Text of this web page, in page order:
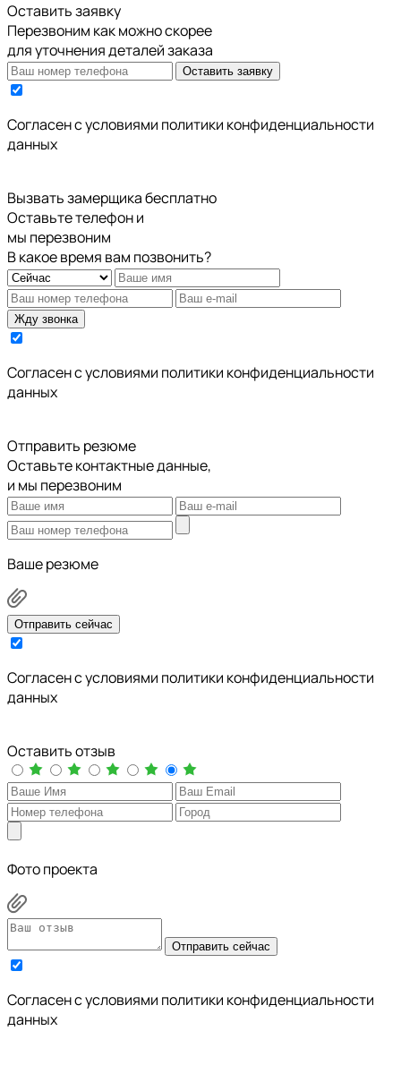
Оставить заявку
Перезвоним как можно скорее
для уточнения деталей заказа
Оставить заявку
Cогласен с условиями политики конфиденциальности
данных
Вызвать замерщика бесплатно
Оставьте телефон и
мы перезвоним
В какое время вам позвонить?
Жду звонка
Cогласен с условиями политики конфиденциальности
данных
Отправить резюме
Оставьте контактные данные,
и мы перезвоним
Ваше резюме
Отправить сейчас
Cогласен с условиями политики конфиденциальности
данных
Оставить отзыв
Фото проекта
Отправить сейчас
Cогласен с условиями политики конфиденциальности
данных